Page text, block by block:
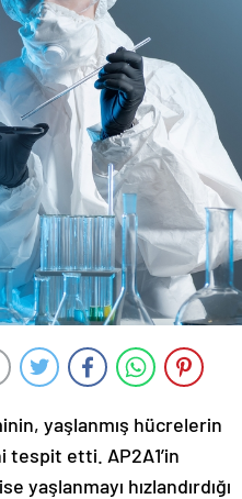
yaşlanmış hücrelerin
tespit etti. AP2A1’in
yaşlanmayı hızlandırdığı